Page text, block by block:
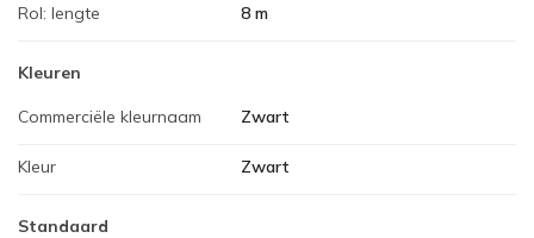
Rol: lengte 8 m
Kleuren
Commerciële kleurnaam Zwart
Kleur Zwart
Standaard